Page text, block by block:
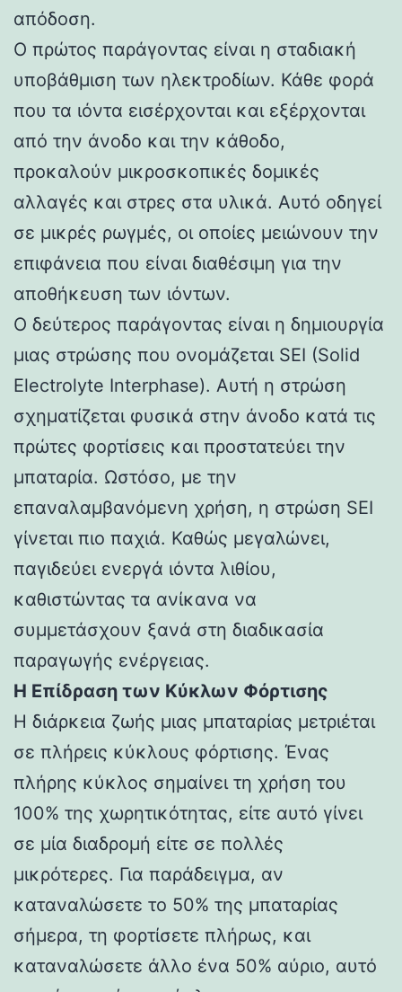
απόδοση.
Ο πρώτος παράγοντας είναι η σταδιακή
υποβάθμιση των ηλεκτροδίων. Κάθε φορά
που τα ιόντα εισέρχονται και εξέρχονται
από την άνοδο και την κάθοδο,
προκαλούν μικροσκοπικές δομικές
αλλαγές και στρες στα υλικά. Αυτό οδηγεί
σε μικρές ρωγμές, οι οποίες μειώνουν την
επιφάνεια που είναι διαθέσιμη για την
αποθήκευση των ιόντων.
Ο δεύτερος παράγοντας είναι η δημιουργία
μιας στρώσης που ονομάζεται SEI (Solid
Electrolyte Interphase). Αυτή η στρώση
σχηματίζεται φυσικά στην άνοδο κατά τις
πρώτες φορτίσεις και προστατεύει την
μπαταρία. Ωστόσο, με την
επαναλαμβανόμενη χρήση, η στρώση SEI
γίνεται πιο παχιά. Καθώς μεγαλώνει,
παγιδεύει ενεργά ιόντα λιθίου,
καθιστώντας τα ανίκανα να
συμμετάσχουν ξανά στη διαδικασία
παραγωγής ενέργειας.
Η Επίδραση των Κύκλων Φόρτισης
Η διάρκεια ζωής μιας μπαταρίας μετριέται
σε πλήρεις κύκλους φόρτισης. Ένας
πλήρης κύκλος σημαίνει τη χρήση του
100% της χωρητικότητας, είτε αυτό γίνει
σε μία διαδρομή είτε σε πολλές
μικρότερες. Για παράδειγμα, αν
καταναλώσετε το 50% της μπαταρίας
σήμερα, τη φορτίσετε πλήρως, και
καταναλώσετε άλλο ένα 50% αύριο, αυτό